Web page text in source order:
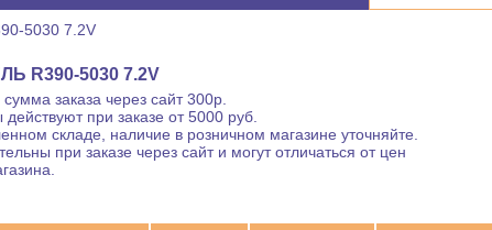
5030 7.2V
R390-5030 7.2V
заказа через сайт 300р.
при заказе от 5000 руб.
складе, наличие в розничном магазине уточняйте.
при заказе через сайт и могут отличаться от цен